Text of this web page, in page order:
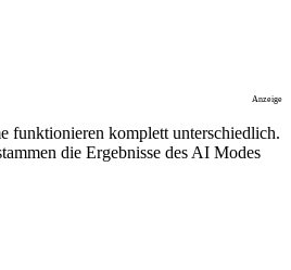
Anzeige
funktionieren komplett unterschiedlich.
die Ergebnisse des AI Modes